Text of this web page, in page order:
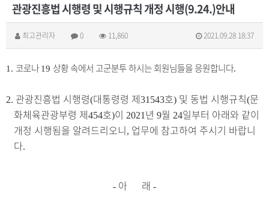
관광진흥법 시행령 및 시행규칙 개정 시행(9.24.)안내
최고관리자 0 11,860 2021.09.28 18:37
1. 코로나 19 상황 속에서 고군분투 하시는 회원님들을 응원합니다.
2. 관광진흥법 시행령(대통령령 제31543호) 및 동법 시행규칙(문
화체육관광부령 제454호)이2021 년9월24일부터 아래와 같이
개정 시행됨을 알려드리오니, 업무에 참고하여 주시기 바랍니
다.
- 아 래 -